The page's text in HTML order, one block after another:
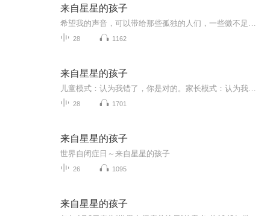
来自星星的孩子
28 1162
来自星星的孩子
28 1701
来自星星的孩子
世界自闭症日～来自星星的孩子
26 1095
来自星星的孩子